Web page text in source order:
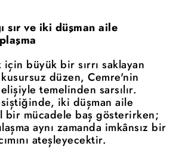
sır ve iki düşman aile
büyük bir sırrı saklayan
düzen, Cemre'nin
temelinden sarsılır.
iki düşman aile
bir mücadele baş gösterirken;
aynı zamanda imkânsız bir
ateşleyecektir.